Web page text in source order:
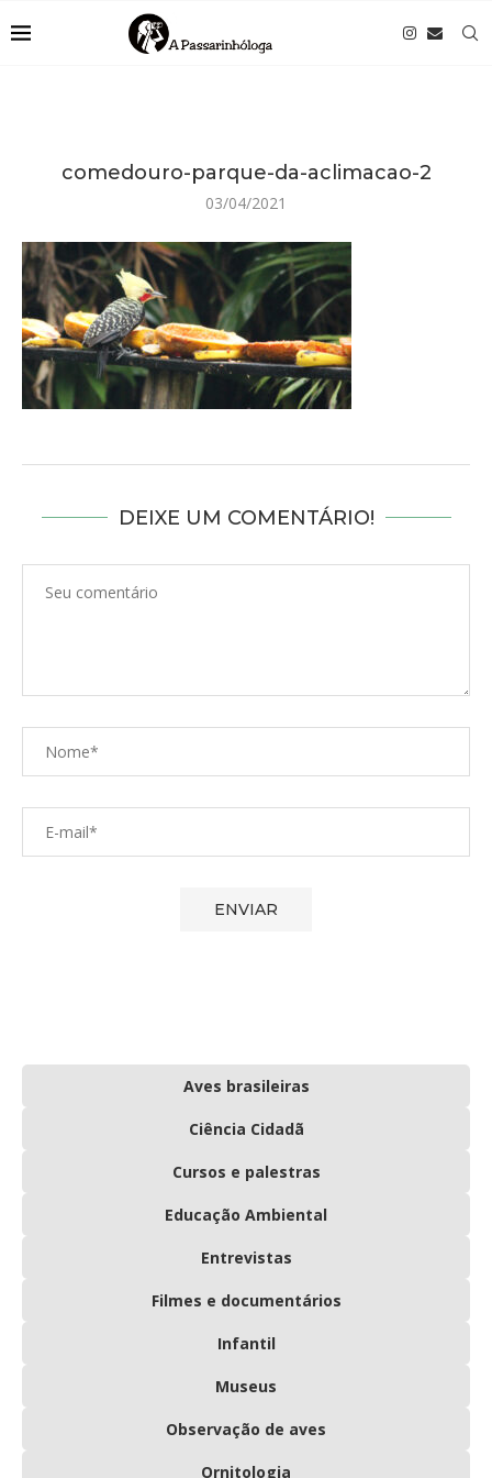
comedouro-parque-da-aclimacao-2
03/04/2021
DEIXE UM COMENTÁRIO!
Aves brasileiras
Ciência Cidadã
Cursos e palestras
Educação Ambiental
Entrevistas
Filmes e documentários
Infantil
Museus
Observação de aves
Ornitologia